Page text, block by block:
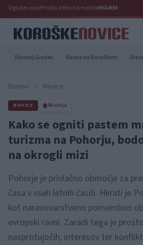
OglaševanjeProsta delovna mestaOGLASI
Slovenj Gradec Ravne na Koroškem
Domov / Novice
NOVICE Mislinja
Kako se ogniti pastem
turizma na Pohorju,
na okrogli mizi
Pohorje je privlačno območje za
časa v vseh letnih časih. Hkrati je
kot naravovarstveno pomembno
evropski ravni. Zaradi tega je
nasprotujočih, interesov ter